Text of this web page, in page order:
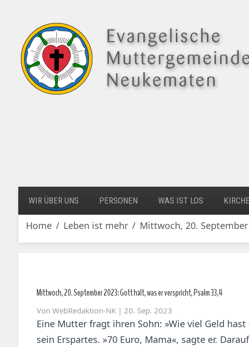
WIR ÜBER UNS PERSONEN WAS IST LOS
Home Leben ist mehr Mittwoch, 20.
Mittwoch, 20. September 2023: Gott hält, was er verspricht, Psalm 33,4
Von WebRedaktion-NK | 20. Sep. 2023
Eine Mutter fragt ihren Sohn: »Wie viel Geld
sein Erspartes. »70 Euro, Mama«, sagte er.